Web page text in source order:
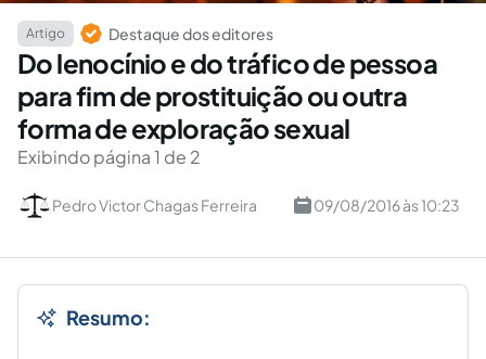
Artigo Destaque dos editores
Do lenocínio e do tráfico de pessoa
para fim de prostituição ou outra
forma de exploração sexual
Exibindo página 1 de 2
Pedro Victor Chagas Ferreira 09/08/2016 às 10:23
Resumo: